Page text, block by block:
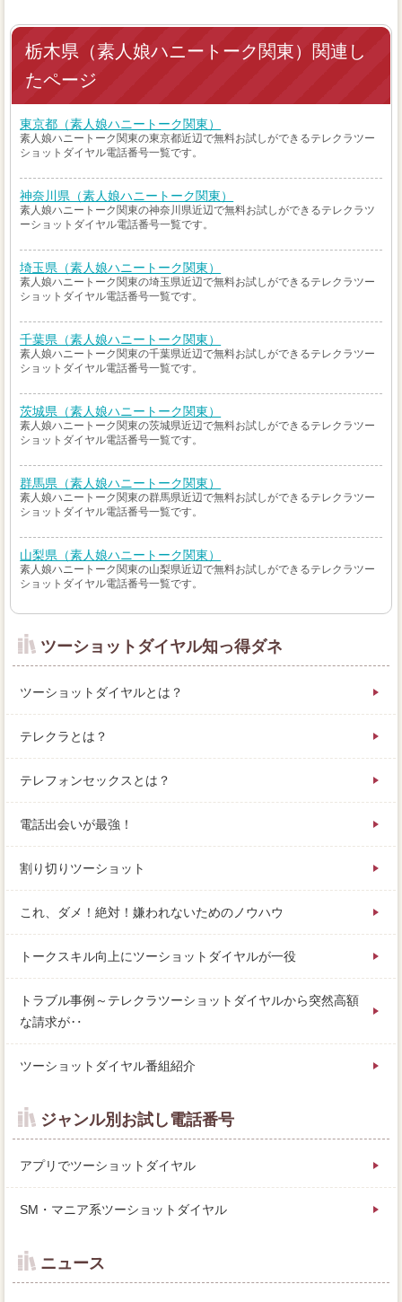
栃木県（素人娘ハニートーク関東）関連し
たページ
東京都（素人娘ハニートーク関東）
素人娘ハニートーク関東の東京都近辺で無料お試しができるテレクラツー
ショットダイヤル電話番号一覧です。
神奈川県（素人娘ハニートーク関東）
素人娘ハニートーク関東の神奈川県近辺で無料お試しができるテレクラツ
ーショットダイヤル電話番号一覧です。
埼玉県（素人娘ハニートーク関東）
素人娘ハニートーク関東の埼玉県近辺で無料お試しができるテレクラツー
ショットダイヤル電話番号一覧です。
千葉県（素人娘ハニートーク関東）
素人娘ハニートーク関東の千葉県近辺で無料お試しができるテレクラツー
ショットダイヤル電話番号一覧です。
茨城県（素人娘ハニートーク関東）
素人娘ハニートーク関東の茨城県近辺で無料お試しができるテレクラツー
ショットダイヤル電話番号一覧です。
群馬県（素人娘ハニートーク関東）
素人娘ハニートーク関東の群馬県近辺で無料お試しができるテレクラツー
ショットダイヤル電話番号一覧です。
山梨県（素人娘ハニートーク関東）
素人娘ハニートーク関東の山梨県近辺で無料お試しができるテレクラツー
ショットダイヤル電話番号一覧です。
ツーショットダイヤル知っ得ダネ
ツーショットダイヤルとは？
テレクラとは？
テレフォンセックスとは？
電話出会いが最強！
割り切りツーショット
これ、ダメ！絶対！嫌われないためのノウハウ
トークスキル向上にツーショットダイヤルが一役
トラブル事例～テレクラツーショットダイヤルから突然高額
な請求が‥
ツーショットダイヤル番組紹介
ジャンル別お試し電話番号
アプリでツーショットダイヤル
SM・マニア系ツーショットダイヤル
ニュース